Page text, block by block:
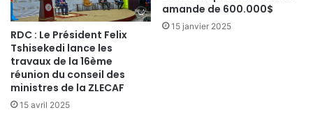
RDC : Le Président Felix
Tshisekedi lance les
travaux de la 16ème
réunion du conseil des
ministres de la ZLECAF
15 avril 2025
amande de 600.000$
15 janvier 2025